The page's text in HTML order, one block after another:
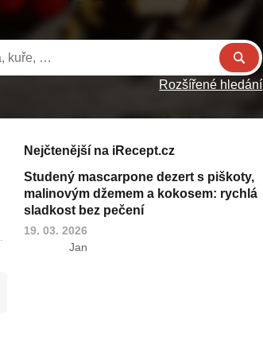
Rozšířené hledání
Nejčtenější na iRecept.cz
Studený mascarpone dezert s piškoty,
malinovým džemem a kokosem: rychlá
sladkost bez pečení
19. 03. 2026
Jan